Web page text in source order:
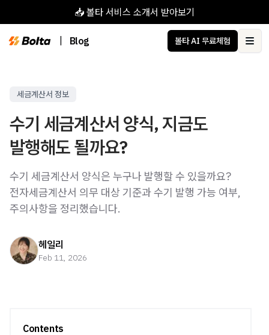
📥 볼타 서비스 소개서 받아보기
Blog 볼타 AI 무료체험
세금계산서 정보
수기 세금계산서 양식, 지금도
발행해도 될까요?
수기 세금계산서 양식은 누구나 발행할 수 있을까요?
전자세금계산서 의무 대상 기준과 수기 발행 가능 여부,
주의사항을 정리했습니다.
헤일리
Feb 11, 2026
Contents